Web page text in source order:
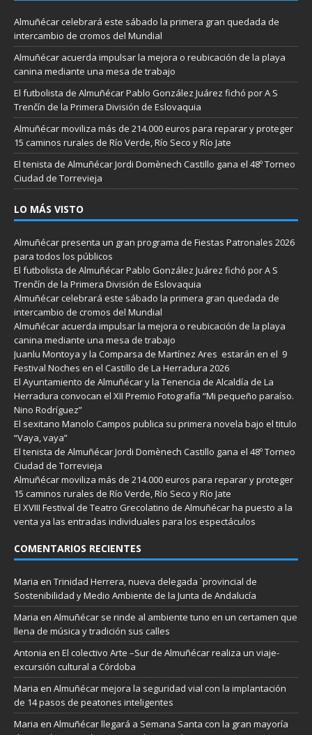
Almuñécar celebrará este sábado la primera gran quedada de
intercambio de cromos del Mundial
Almuñécar acuerda impulsar la mejora o reubicación de la playa
canina mediante una mesa de trabajo
El futbolista de Almuñécar Pablo González Juárez fichó por A S
Trenčín de la Primera División de Eslovaquia
Almuñécar moviliza más de 214.000 euros para reparar y proteger
15 caminos rurales de Río Verde, Río Seco y Río Jate
El tenista de Almuñécar Jordi Domènech Castillo gana el 48º Torneo
Ciudad de Torrevieja
LO MÁS VISTO
Almuñécar presenta un gran programa de Fiestas Patronales 2026
para todos los públicos
El futbolista de Almuñécar Pablo González Juárez fichó por A S
Trenčín de la Primera División de Eslovaquia
Almuñécar celebrará este sábado la primera gran quedada de
intercambio de cromos del Mundial
Almuñécar acuerda impulsar la mejora o reubicación de la playa
canina mediante una mesa de trabajo
Juanlu Montoya y la Comparsa de Martínez Ares estarán en el 9
Festival Noches en el Castillo de La Herradura 2026
El Ayuntamiento de Almuñécar y la Tenencia de Alcaldía de La
Herradura convocan el XII Premio Fotografía “Mi pequeño paraíso.
Nino Rodríguez”
El sexitano Manolo Campos publica su primera novela bajo el titulo
“Vaya, vaya”
El tenista de Almuñécar Jordi Domènech Castillo gana el 48º Torneo
Ciudad de Torrevieja
Almuñécar moviliza más de 214.000 euros para reparar y proteger
15 caminos rurales de Río Verde, Río Seco y Río Jate
El XVIII Festival de Teatro Grecolatino de Almuñécar ha puesto a la
venta ya las entradas individuales para los espectáculos
COMENTARIOS RECIENTES
Maria en Trinidad Herrera, nueva delegada `provincial de
Sostenibilidad y Medio Ambiente de la Junta de Andalucía
Maria en Almuñécar se rinde al ambiente tuno en un certamen que
llena de música y tradición sus calles
Antonia en El colectivo Arte –Sur de Almuñécar realiza un viaje-
excursión cultural a Córdoba
Maria en Almuñécar mejora la seguridad vial con la implantación
de 14 pasos de peatones inteligentes
Maria en Almuñécar llegará a Semana Santa con la gran mayoría